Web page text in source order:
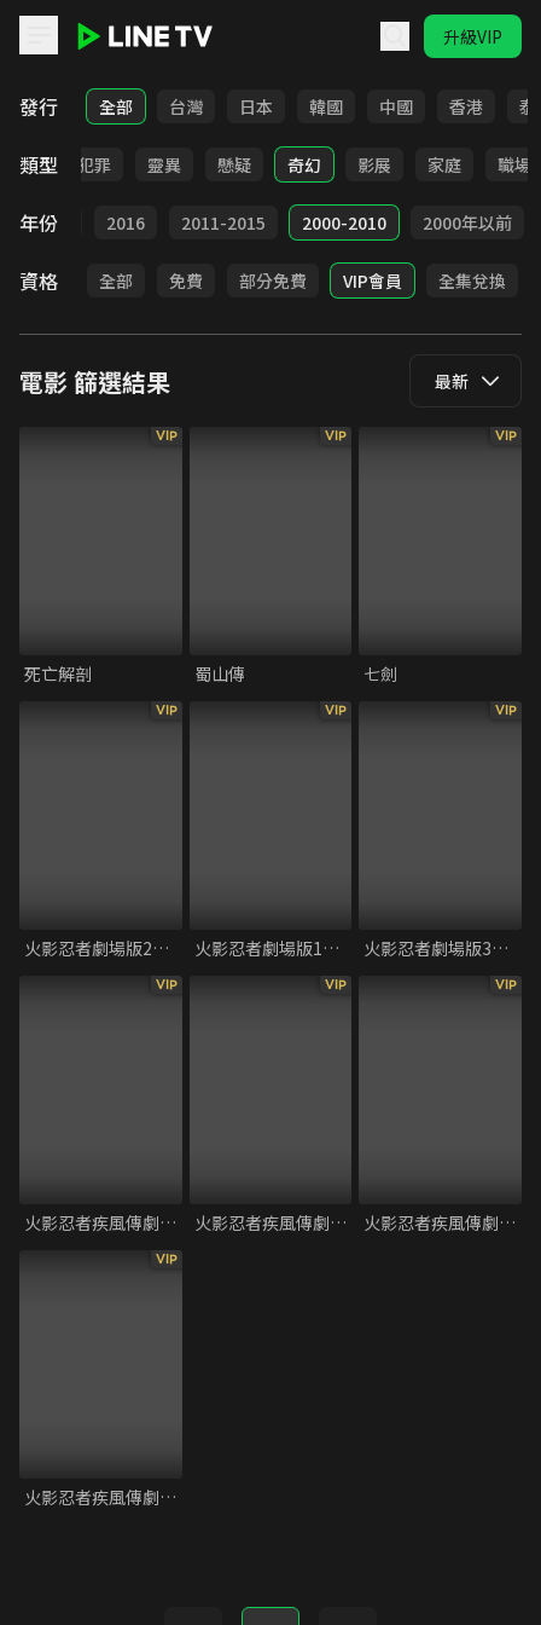
升級VIP
LINE TV - 電影
發行 全部 台灣 日本 韓國 中國 香港 泰
類型
勵志 犯罪 靈異 懸疑 奇幻 影展 家庭 職場
年份
2017 2016 2011-2015 2000-2010 2000年以前
資格 全部 免費 部分免費 VIP會員 全集兌換
電影篩選結果 最新
VIP
死亡解剖
VIP
蜀山傳
VIP
七劍
VIP
火影忍者劇場版2：大激突！幻之地庭遺跡
VIP
火影忍者劇場版1：大活劇！雪姬忍法帖！！
VIP
火影忍者劇場版3：大興奮！新月島之動物大騷動
VIP
火影忍者疾風傳劇場版6：火意志的繼承者
VIP
火影忍者疾風傳劇場版5：絆
VIP
火影忍者疾風傳劇場版4：鳴人將死
VIP
火影忍者疾風傳劇場版7：失落之塔